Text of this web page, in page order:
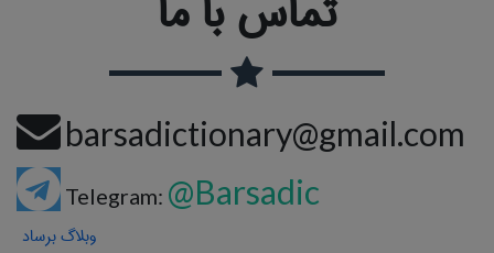
barsadictionary@gmail.com
Telegram: @Barsadic
وبلاگ برساد